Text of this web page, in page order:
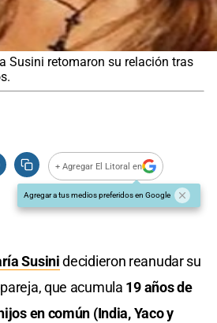
Susini retomaron su relación tras
+ Agregar El Litoral en
Agregar a tus medios preferidos en Google
Susinidecidieron reanudar su
que acumula 19 años de
en común (India, Yaco y